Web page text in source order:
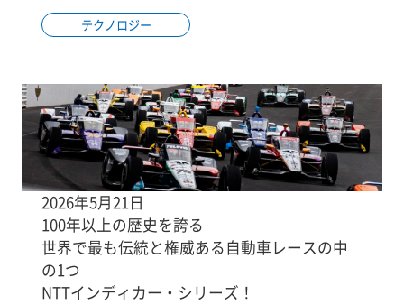
テクノロジー
2026年5月21日
100年以上の歴史を誇る
世界で最も伝統と権威ある自動車レースの中
の1つ
NTTインディカー・シリーズ！